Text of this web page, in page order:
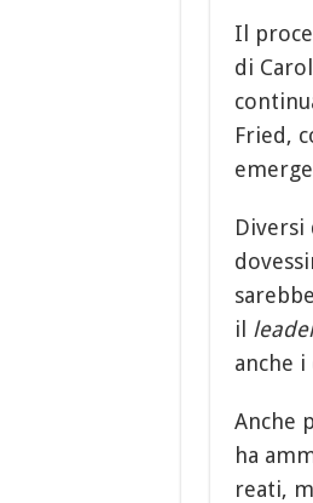
Il
di
Fried,
Diversi
il
anche
Anche
ha
reati,